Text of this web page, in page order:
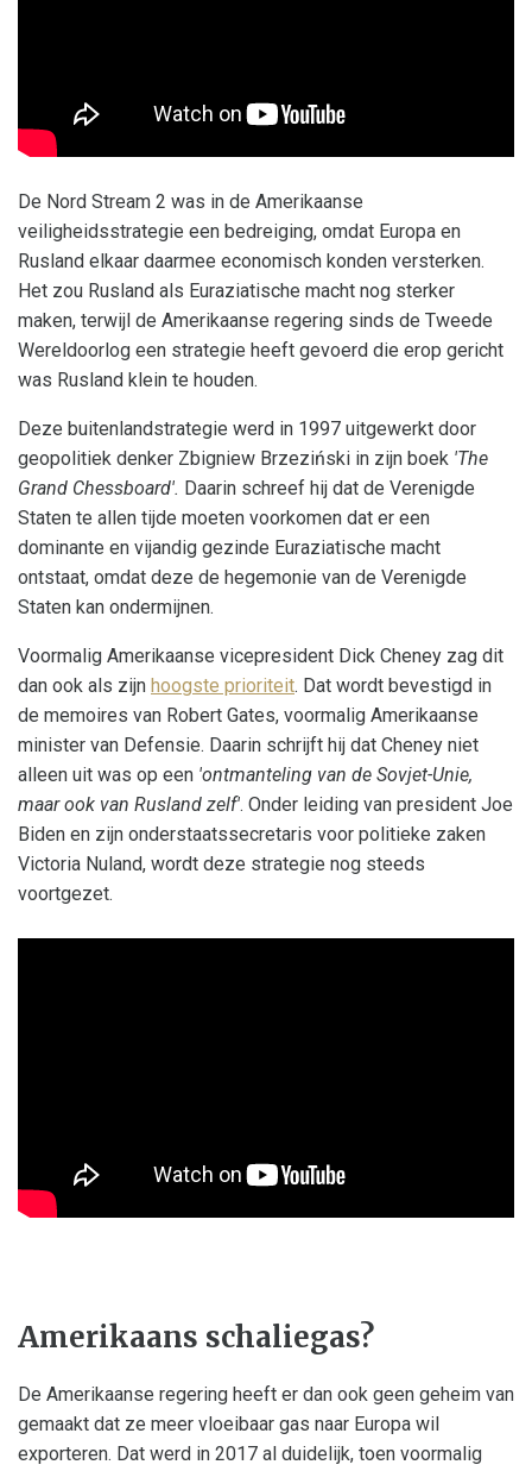
De Nord Stream 2 was in de Amerikaanse
veiligheidsstrategie een bedreiging, omdat Europa en
Rusland elkaar daarmee economisch konden versterken.
Het zou Rusland als Euraziatische macht nog sterker
maken, terwijl de Amerikaanse regering sinds de Tweede
Wereldoorlog een strategie heeft gevoerd die erop gericht
was Rusland klein te houden.
Deze buitenlandstrategie werd in 1997 uitgewerkt door
geopolitiek denker Zbigniew Brzeziński in zijn boek 'The
Grand Chessboard'. Daarin schreef hij dat de Verenigde
Staten te allen tijde moeten voorkomen dat er een
dominante en vijandig gezinde Euraziatische macht
ontstaat, omdat deze de hegemonie van de Verenigde
Staten kan ondermijnen.
Voormalig Amerikaanse vicepresident Dick Cheney zag dit
dan ook als zijn hoogste prioriteit. Dat wordt bevestigd in
de memoires van Robert Gates, voormalig Amerikaanse
minister van Defensie. Daarin schrijft hij dat Cheney niet
alleen uit was op een 'ontmanteling van de Sovjet-Unie,
maar ook van Rusland zelf'. Onder leiding van president Joe
Biden en zijn onderstaatssecretaris voor politieke zaken
Victoria Nuland, wordt deze strategie nog steeds
voortgezet.
Amerikaans schaliegas?
De Amerikaanse regering heeft er dan ook geen geheim van
gemaakt dat ze meer vloeibaar gas naar Europa wil
exporteren. Dat werd in 2017 al duidelijk, toen voormalig